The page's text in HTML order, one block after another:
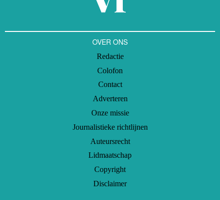
OVER ONS
Redactie
Colofon
Contact
Adverteren
Onze missie
Journalistieke richtlijnen
Auteursrecht
Lidmaatschap
Copyright
Disclaimer